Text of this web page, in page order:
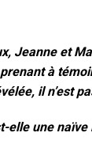
Jeanne et
à
il n’est
elle une naïve